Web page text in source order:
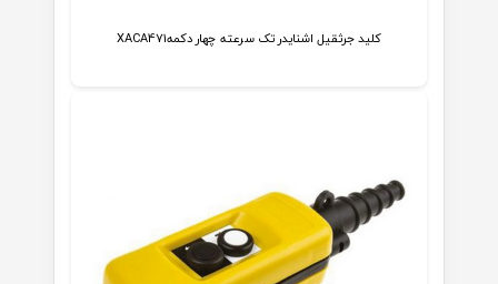
کلید جرثقیل اشنایدر تک سرعته چهار دکمهXACA471